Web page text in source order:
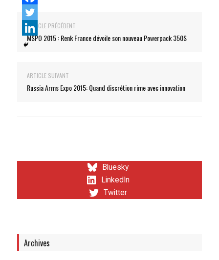
ARTICLE PRÉCÉDENT
MSPO 2015 : Renk France dévoile son nouveau Powerpack 350S
ARTICLE SUIVANT
Russia Arms Expo 2015: Quand discrétion rime avec innovation
Bluesky
LinkedIn
Twitter
Archives